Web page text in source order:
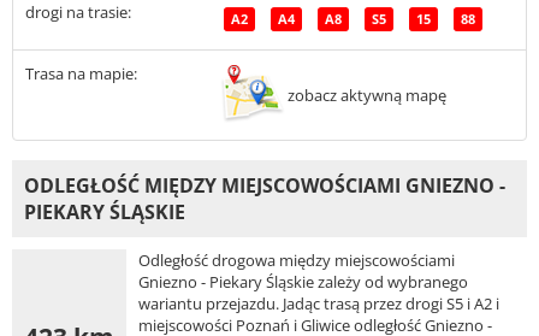
drogi na trasie: A2 A4 A8 S5 15 88
Trasa na mapie:
zobacz aktywną mapę
ODLEGŁOŚĆ MIĘDZY MIEJSCOWOŚCIAMI GNIEZNO -
PIEKARY ŚLĄSKIE
Odległość drogowa między miejscowościami
Gniezno - Piekary Śląskie zależy od wybranego
wariantu przejazdu. Jadąc trasą przez drogi S5 i A2 i
miejscowości Poznań i Gliwice odległość Gniezno -